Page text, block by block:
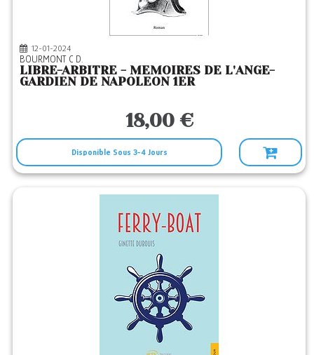
12-01-2024
BOURMONT C D.
LIBRE-ARBITRE - MEMOIRES DE L'ANGE-
GARDIEN DE NAPOLEON 1ER
18,00 €
Disponible Sous 3-4 Jours